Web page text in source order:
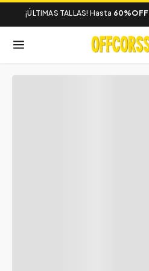
¡ÚLTIMAS TALLAS! Hasta 60%OFF